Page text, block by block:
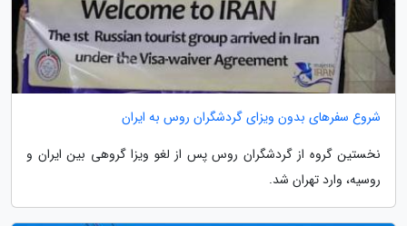
شروع سفرهای بدون ویزای گردشگران روس به ایران
نخستین گروه از گردشگران روس پس از لغو ویزا گروهی بین ایران و
روسیه، وارد تهران شد.